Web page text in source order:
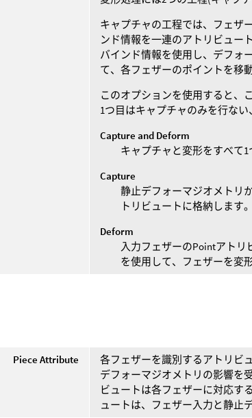
キャプチャの工程では、フェザ
ンド情報を一連のアトリビュー
バインド情報を使用し、デフォ
て、各フェザーのポイントを移
このオプションを使用すると、
1つ目はキャプチャのみを行な
Capture and Deform
キャプチャと変形をすべて
Capture
静止デフォーマジオメトリ
トリビュートに格納します
Deform
入力フェザーのPointアト
を使用して、フェザーを変
Piece Attribute
各フェザーを識別するアトリビ
デフォーマジオメトリの影響を
ビュートは各フェザーに対応す
ュートは、フェザー入力と静止